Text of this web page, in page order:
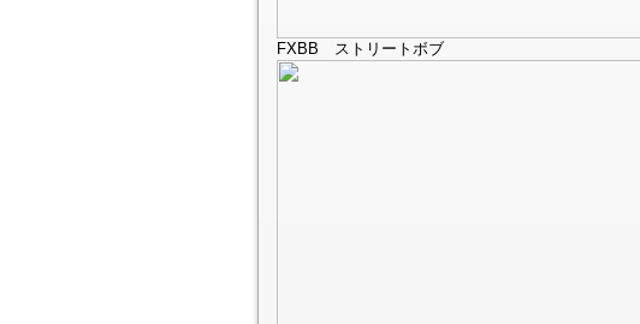
FXBB ストリートボブ